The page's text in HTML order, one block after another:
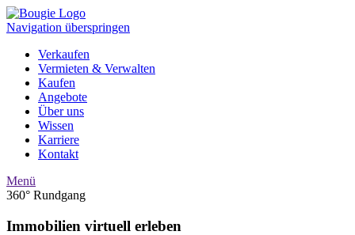
Navigation überspringen
Verkaufen
Vermieten & Verwalten
Kaufen
Angebote
Über uns
Wissen
Karriere
Kontakt
Menü
360° Rundgang
Immobilien virtuell erleben